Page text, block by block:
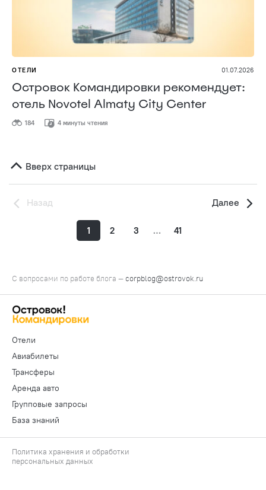
ОТЕЛИ 01.07.2026
Островок Командировки рекомендует:
отель Novotel Almaty City Center
184 4 минуты чтения
Вверх страницы
Назад Далее
1 2 3 … 41
Отели
Авиабилеты
Трансферы
Аренда авто
Групповые запросы
База знаний
Политика хранения и обработки
персональных данных
С вопросами по работе блога —corpblog@ostrovok.ru